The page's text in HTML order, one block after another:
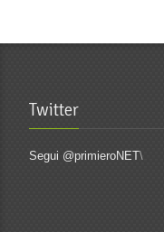
Twitter
Segui @primieroNET\